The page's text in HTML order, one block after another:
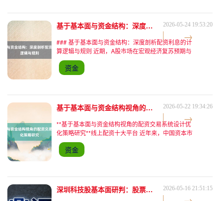
基于基本面与资金结构：深度剖析配资利息的计算逻辑与规则 2026-05-24 19:53:20
### 基于基本面与资金结构：深度剖析配资利息的计
算逻辑与规则 近期，A股市场在宏观经济复苏预期与
政策托底共振下，呈现结构性分化行情。当日沪指微
涨0.3%，但创业板指受新能源板块拖累收跌0.7%，
两市
资金
基于基本面与资金结构视角的配资交易系统设计优化策略研究 2026-05-22 19:34:26
**基于基本面与资金结构视角的配资交易系统设计优
化策略研究**线上配资十大平台 近年来，中国资本市
场改革持续深化，注册制全面落地、退市机制完善与
机构投资者占比提升，共同推动A股市场向"价值发
现"与"资
资金
深圳科技股基本面研判：股票配资视角下的结构性机会洞察 2026-05-16 21:51:15